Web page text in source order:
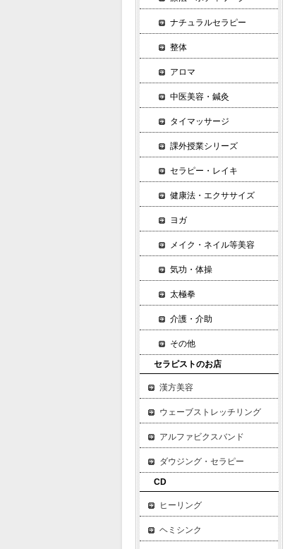
ナチュラルセラピー
整体
アロマ
中医美容・鍼灸
タイマッサージ
課外授業シリーズ
セラピー・レイキ
健康法・エクササイズ
ヨガ
メイク・ネイル等美容
気功・体操
太極拳
介護・介助
その他
セラピストのお店
漢方美容
ウェーブストレッチリング
アルファビクスバンド
ダウジング・セラピー
CD
ヒーリング
ヘミシンク